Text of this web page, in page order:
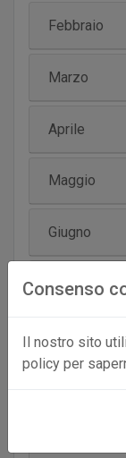
Consenso
Il nostro sito
policy per
Febbraio
Marzo
Aprile
Maggio
Giugno
Luglio
Agosto